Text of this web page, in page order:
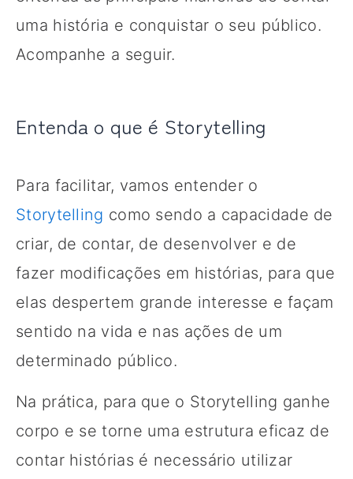
uma história e conquistar o seu público.
Acompanhe a seguir.
Entenda o que é Storytelling
Para facilitar, vamos entender o
Storytelling como sendo a capacidade de
criar, de contar, de desenvolver e de
fazer modificações em histórias, para que
elas despertem grande interesse e façam
sentido na vida e nas ações de um
determinado público.
Na prática, para que o Storytelling ganhe
corpo e se torne uma estrutura eficaz de
contar histórias é necessário utilizar